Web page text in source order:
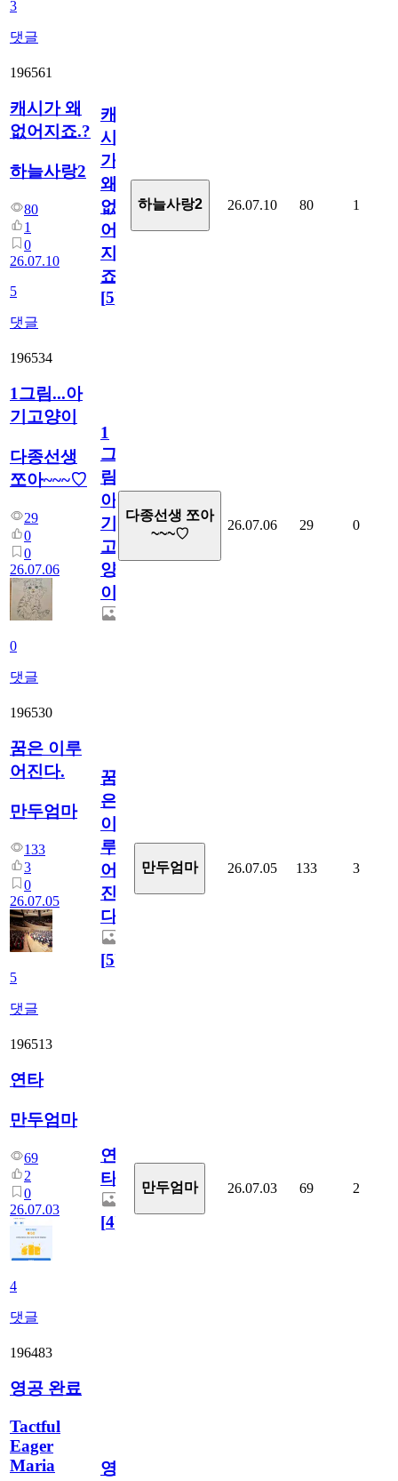
3
댓글
196561
캐시가 왜
없어지죠.?
하늘사랑2
80
1
0
26.07.10
5
댓글
캐
시
가
왜
없
어
지
죠.?
[5]
하늘사랑2 26.07.10 80 1
196534
1그림...아
기고양이
다종선생
쪼아~~~♡
29
0
0
26.07.06
0
댓글
1
그
림...
아
기
고
양
이
다종선생 쪼아
~~~♡
26.07.06 29 0
196530
꿈은 이루
어진다.
만두엄마
133
3
0
26.07.05
5
댓글
꿈
은
이
루
어
진
다.
[5]
만두엄마 26.07.05 133 3
196513
연타
만두엄마
69
2
0
26.07.03
4
댓글
연
타
[4]
만두엄마 26.07.03 69 2
196483
영공 완료
Tactful
Eager
Maria
영